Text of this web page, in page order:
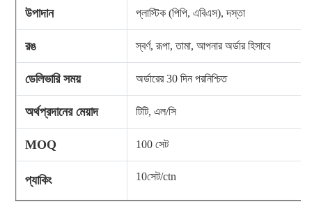
উপাদান প্লাস্টিক (পিপি, এবিএস), দস্তা
রঙ স্বর্ণ, রূপা, তামা, আপনার অর্ডার হিসাবে
ডেলিভারি সময় অর্ডারের 30 দিন পরনিশ্চিত
অর্থপ্রদানের মেয়াদ টিটি, এল/সি
MOQ 100 সেট
প্যাকিং 10সেট/ctn